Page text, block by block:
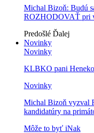
Michal Bizoň: Budú
ROZHODOVAŤ pri
Predošlé Ďalej
Novinky
Novinky
KLBKO pani
Novinky
Michal Bizoň vyzval
kandidatúry na
Môže to byť iNak